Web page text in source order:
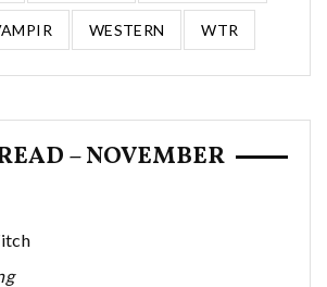
WESTERN WTR
– NOVEMBER